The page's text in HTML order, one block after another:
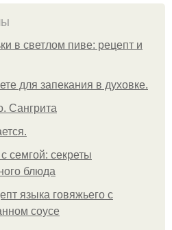
в светлом пиве: рецепт и
для запекания в духовке.
Сангрита
семгой: секреты
блюда
языка говяжьего с
соусе